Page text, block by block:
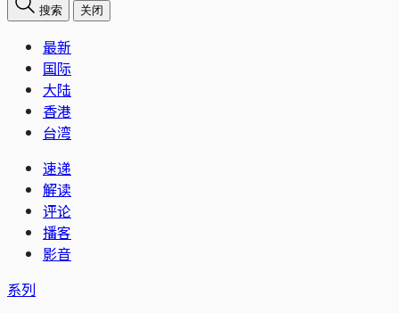
搜索 关闭
最新
国际
大陆
香港
台湾
速递
解读
评论
播客
影音
系列